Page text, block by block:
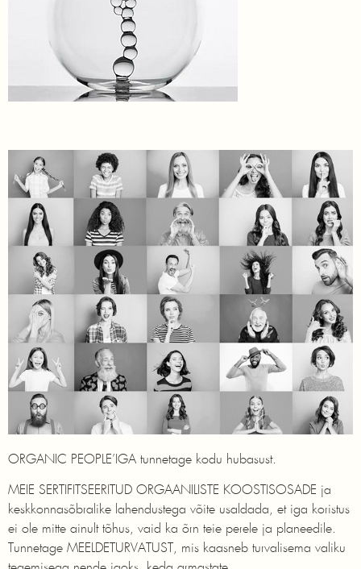
ORGANIC PEOPLE’IGA tunnetage kodu hubasust.
MEIE SERTIFITSEERITUD ORGAANILISTE KOOSTISOSADE ja
keskkonnasõbralike lahendustega võite usaldada, et iga koristus
ei ole mitte ainult tõhus, vaid ka õrn teie perele ja planeedile.
Tunnetage MEELDETURVATUST, mis kaasneb turvalisema valiku